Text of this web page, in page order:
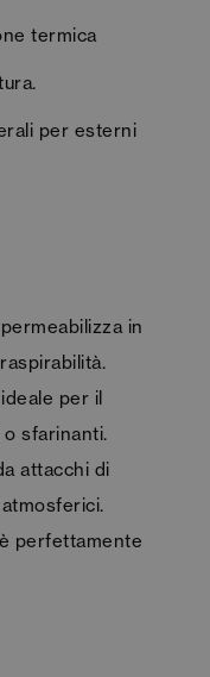
termica
per esterni
in
ideale per il
sfarinanti.
attacchi di
perfettamente